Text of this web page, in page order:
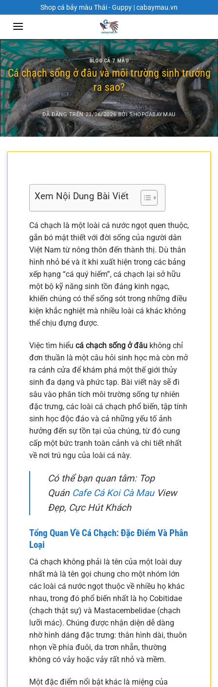
đến
dung
Shop cá bảy màu Thái - Guppy | cabaymau.vn
BLOG CÁ 7 MÀU
Cá chạch sống ở đâu và môi trường sinh trưởng
ra sao?
ĐÃ ĐĂNG TRÊN23/06/2026 BỞISHOPCABAYMAU
Xem Nội Dung Bài Viết
Cá chạch là một loài cá nước ngọt quen thuộc,
gắn bó mật thiết với đời sống của người dân
Việt Nam từ nông thôn đến thành thị. Dù thân
hình nhỏ bé và ít khi xuất hiện trong các bảng
xếp hạng “cá quý hiếm”, cá chạch lại sở hữu
một bộ kỹ năng sinh tồn đáng kinh ngạc,
khiến chúng có thể sống sót trong những điều
kiện khắc nghiệt mà nhiều loài cá khác không
thể chịu đựng được.
Việc tìm hiểu cá chạch sống ở đâu không chỉ
đơn thuần là một câu hỏi sinh học mà còn mở
ra cánh cửa để khám phá một thế giới thủy
sinh đa dạng và phức tạp. Bài viết này sẽ đi
sâu vào phân tích môi trường sống tự nhiên
đặc trưng, các loài cá chạch phổ biến, tập tính
sinh học độc đáo và cả những yếu tố ảnh
hưởng đến sự tồn tại của chúng, từ đó cung
cấp một bức tranh toàn cảnh và chi tiết nhất
về nơi trú ngụ của loài cá này.
Có thể bạn quan tâm: Top
Quán Cafe Cá Koi Cà MauView
Đẹp, Cực Hút Khách
Tổng Quan Về Cá Chạch: Đặc Điểm Và Phân
Loại
Cá chạch không phải là tên của một loài duy
nhất mà là tên gọi chung cho một nhóm lớn
các loài cá nước ngọt thuộc về nhiều họ khác
nhau, trong đó phổ biến nhất là họ Cobitidae
(chạch thật sự) và Mastacembelidae (chạch
lưỡi mác). Chúng được nhận diện dễ dàng
nhờ hình dáng đặc trưng: thân hình dài, thuôn
nhọn về phía đuôi, da trơn nhẵn, thường
không có vảy hoặc vảy rất nhỏ và mềm.
Một đặc điểm nổi bật khác là miệng của